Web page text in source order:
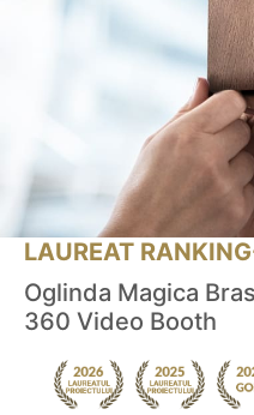
LAUREAT
Oglinda Magica
360 Video Booth